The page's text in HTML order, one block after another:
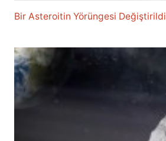
Bir Asteroitin Yörüngesi Değiştirildi